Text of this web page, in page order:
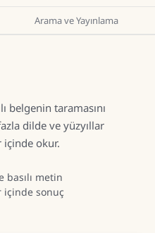
Arama ve Yayınlama
belgenin taramasını
dilde ve yüzyıllar
içinde okur.
basılı metin
içinde sonuç